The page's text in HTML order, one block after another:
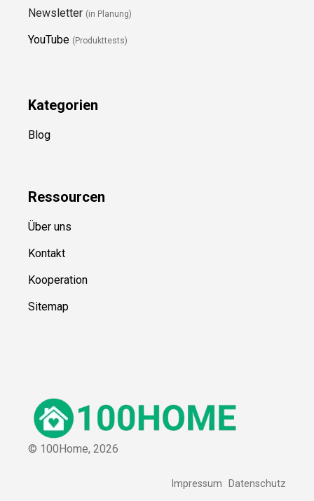
Newsletter (in Planung)
YouTube (Produkttests)
Kategorien
Blog
Ressourcen
Über uns
Kontakt
Kooperation
Sitemap
© 100Home, 2026
Impressum Datenschutz